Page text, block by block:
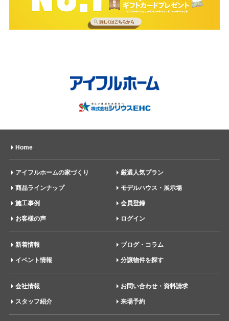
Home
アイフルホームの家づくり
商品ラインナップ
施工事例
お客様の声
厳選人気プラン
モデルハウス・展示場
会員登録
ログイン
新着情報
イベント情報
ブログ・コラム
分譲物件を探す
会社情報
スタッフ紹介
お問い合わせ・資料請求
来場予約